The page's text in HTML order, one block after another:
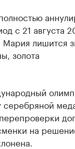
с 21 августа
Мария лишится
золота
серебряной
на